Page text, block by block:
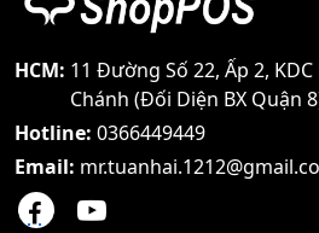
HCM: 11 Đường Số 22, Ấp 2,
Chánh (Đối Diện BX Quận
Hotline: 0366449449
Email: